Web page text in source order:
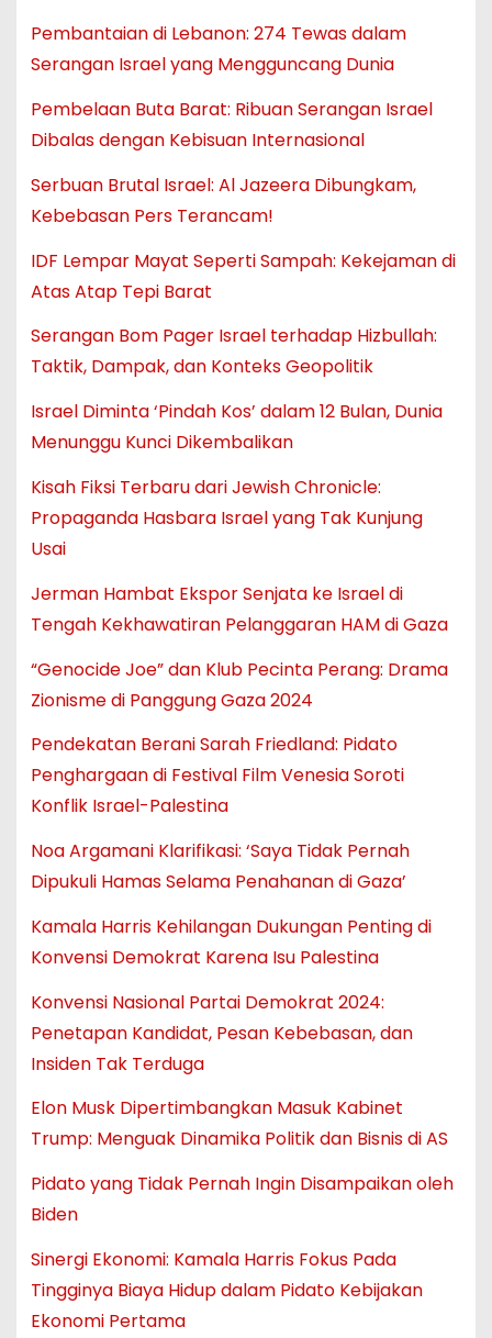
Pembantaian di Lebanon: 274 Tewas dalam
Serangan Israel yang Mengguncang Dunia
Pembelaan Buta Barat: Ribuan Serangan Israel
Dibalas dengan Kebisuan Internasional
Serbuan Brutal Israel: Al Jazeera Dibungkam,
Kebebasan Pers Terancam!
IDF Lempar Mayat Seperti Sampah: Kekejaman di
Atas Atap Tepi Barat
Serangan Bom Pager Israel terhadap Hizbullah:
Taktik, Dampak, dan Konteks Geopolitik
Israel Diminta ‘Pindah Kos’ dalam 12 Bulan, Dunia
Menunggu Kunci Dikembalikan
Kisah Fiksi Terbaru dari Jewish Chronicle:
Propaganda Hasbara Israel yang Tak Kunjung
Usai
Jerman Hambat Ekspor Senjata ke Israel di
Tengah Kekhawatiran Pelanggaran HAM di Gaza
“Genocide Joe” dan Klub Pecinta Perang: Drama
Zionisme di Panggung Gaza 2024
Pendekatan Berani Sarah Friedland: Pidato
Penghargaan di Festival Film Venesia Soroti
Konflik Israel-Palestina
Noa Argamani Klarifikasi: ‘Saya Tidak Pernah
Dipukuli Hamas Selama Penahanan di Gaza’
Kamala Harris Kehilangan Dukungan Penting di
Konvensi Demokrat Karena Isu Palestina
Konvensi Nasional Partai Demokrat 2024:
Penetapan Kandidat, Pesan Kebebasan, dan
Insiden Tak Terduga
Elon Musk Dipertimbangkan Masuk Kabinet
Trump: Menguak Dinamika Politik dan Bisnis di AS
Pidato yang Tidak Pernah Ingin Disampaikan oleh
Biden
Sinergi Ekonomi: Kamala Harris Fokus Pada
Tingginya Biaya Hidup dalam Pidato Kebijakan
Ekonomi Pertama